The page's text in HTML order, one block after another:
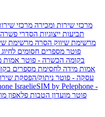
מרכזי שירות ומכירה מרכזי
תביעות ייצוגיות הסדרי פשרה
מרשימת שיווק הסרה מרשימת
פוטר מספרים חסומים
בקומה הכשרה - פוטר אמות
אמות מידה לחסימת מספרים
עסקה - פוטר ניתוק/הפסקת
IsraelieSIM by Pelephone -
פוטר מועדון הטבות פלאפון